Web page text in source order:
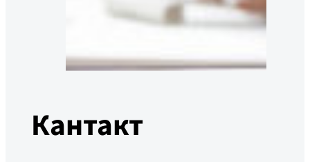
Кантакт